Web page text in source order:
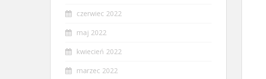
czerwiec 2022
maj 2022
kwiecień 2022
marzec 2022